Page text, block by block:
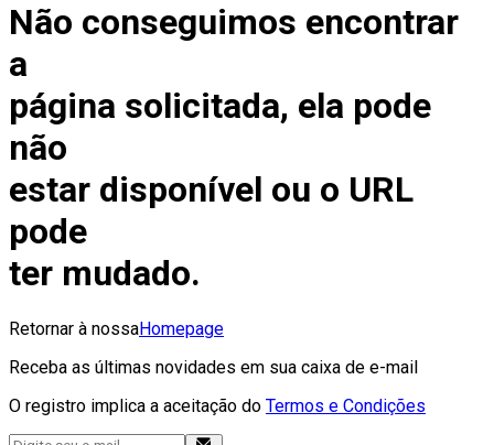
Não conseguimos encontrar
a
página solicitada, ela pode
não
estar disponível ou o URL
pode
ter mudado.
Retornar à nossaHomepage
Receba as últimas novidades em sua caixa de e-mail
O registro implica a aceitação do Termos e Condições